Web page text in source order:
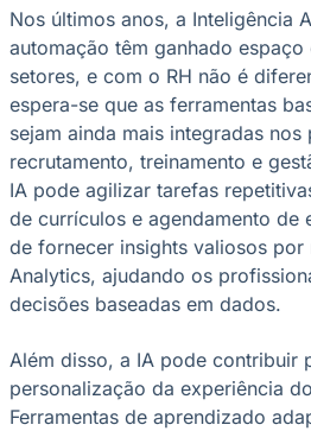
Nos últimos anos, a Inteligência
automação têm ganhado espaço
setores, e com o RH não é
espera-se que as ferramentas
sejam ainda mais integradas nos
recrutamento, treinamento e
IA pode agilizar tarefas
de currículos e agendamento de
de fornecer insights valiosos por
Analytics, ajudando os
decisões baseadas em dados.
Além disso, a IA pode contribuir
personalização da experiência
Ferramentas de aprendizado